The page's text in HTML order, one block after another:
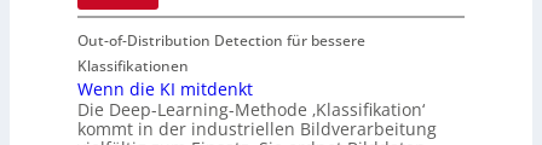
i
n
I
S
I
O
N
T
o
r
e
n
a
T
a
g
u
n
g
Out-of-Distribution Detection für bessere
Klassifikationen
Wenn die KI mitdenkt
Die Deep-Learning-Methode ‚Klassifikation‘
kommt in der industriellen Bildverarbeitung